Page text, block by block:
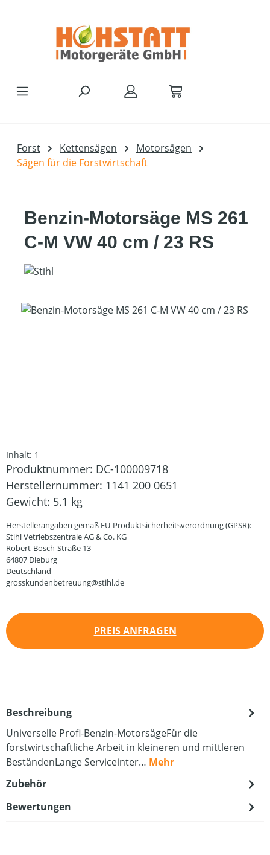
Forst Kettensägen
Motorsägen
Sägen für die Forstwirtschaft
Benzin-Motorsäge MS 261
C-M VW 40 cm / 23 RS
Bildergalerie überspringen
Inhalt: 1
Produktnummer: DC-100009718
Herstellernummer: 1141 200 0651
Gewicht: 5.1 kg
Herstellerangaben gemäß EU-Produktsicherheitsverordnung (GPSR):
Stihl Vetriebszentrale AG & Co. KG
Robert-Bosch-Straße 13
64807 Dieburg
Deutschland
grosskundenbetreuung@stihl.de
PREIS ANFRAGEN
Beschreibung
Universelle Profi-Benzin-MotorsägeFür die
forstwirtschaftliche Arbeit in kleineren und mittleren
BeständenLange Serviceinter… Mehr
Zubehör
Bewertungen